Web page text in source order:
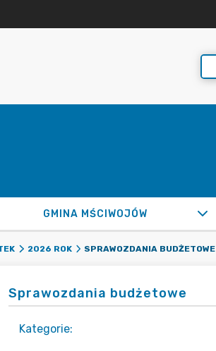
GMINA MŚCIWOJÓW
2026 ROK SPRAWOZDANIA BUDŻETOWE
Sprawozdania budżetowe
Kategorie: